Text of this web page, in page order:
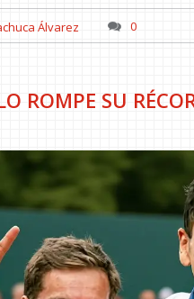
Álvarez 0
ROMPE SU